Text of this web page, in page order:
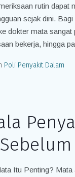
rutin dapat
sejak dini.
dokter mata sangat
bekerja, hingga
Poli Penyakit Dalam
Itu Penting? Mata